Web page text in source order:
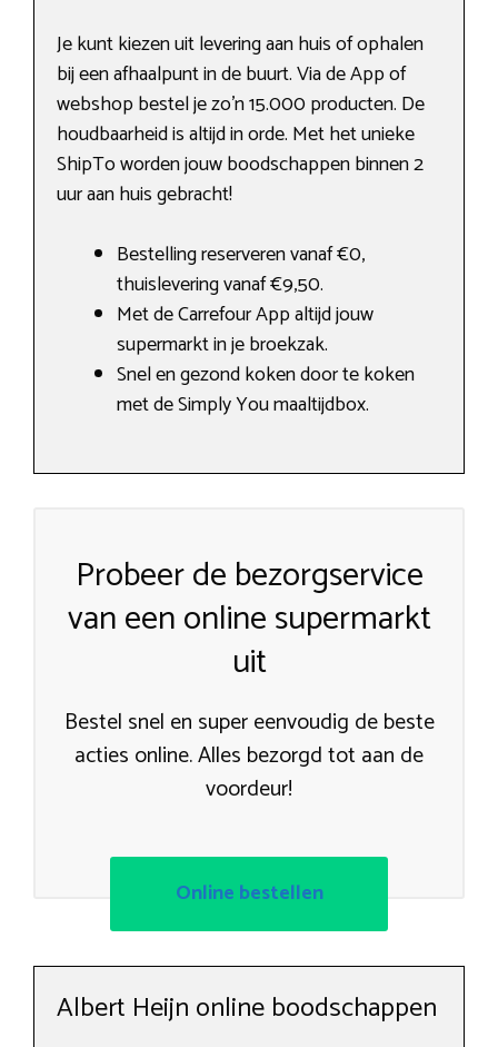
Je kunt kiezen uit levering aan huis of ophalen
bij een afhaalpunt in de buurt. Via de App of
webshop bestel je zo’n 15.000 producten. De
houdbaarheid is altijd in orde. Met het unieke
ShipTo worden jouw boodschappen binnen 2
uur aan huis gebracht!
Bestelling reserveren vanaf €0,
thuislevering vanaf €9,50.
Met de Carrefour App altijd jouw
supermarkt in je broekzak.
Snel en gezond koken door te koken
met de Simply You maaltijdbox.
Probeer de bezorgservice
van een online supermarkt
uit
Bestel snel en super eenvoudig de beste
acties online. Alles bezorgd tot aan de
voordeur!
Online bestellen
Albert Heijn online boodschappen